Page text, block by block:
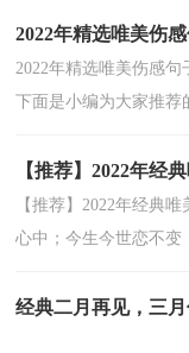
2022年精选唯美伤
2022年精选唯美伤感
下面是小编为大家推荐
【推荐】2022年经
【推荐】2022年经典
心中；今生今世恋不变
经典二月再见，三